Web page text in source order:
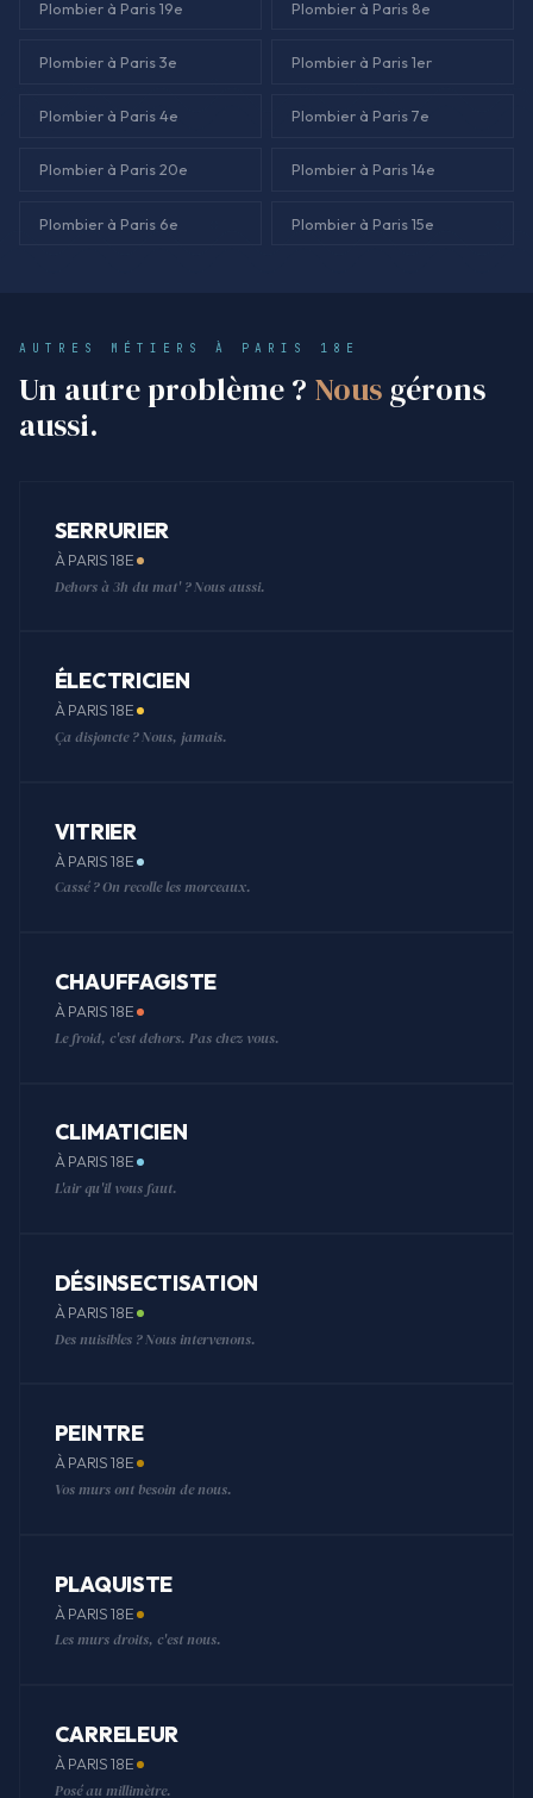
Plombier à Paris 19e Plombier à Paris 8e
Plombier à Paris 3e Plombier à Paris 1er
Plombier à Paris 4e Plombier à Paris 7e
Plombier à Paris 20e Plombier à Paris 14e
Plombier à Paris 6e Plombier à Paris 15e
AUTRES MÉTIERS À PARIS 18E
Un autre problème ? Nous gérons
aussi.
SERRURIER
À PARIS 18E
Dehors à 3h du mat' ? Nous aussi.
ÉLECTRICIEN
À PARIS 18E
Ça disjoncte ? Nous, jamais.
VITRIER
À PARIS 18E
Cassé ? On recolle les morceaux.
CHAUFFAGISTE
À PARIS 18E
Le froid, c'est dehors. Pas chez vous.
CLIMATICIEN
À PARIS 18E
L'air qu'il vous faut.
DÉSINSECTISATION
À PARIS 18E
Des nuisibles ? Nous intervenons.
PEINTRE
À PARIS 18E
Vos murs ont besoin de nous.
PLAQUISTE
À PARIS 18E
Les murs droits, c'est nous.
CARRELEUR
À PARIS 18E
Posé au millimètre.